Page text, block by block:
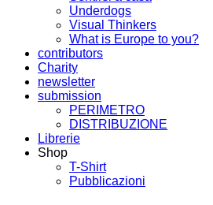
Underdogs
Visual Thinkers
What is Europe to you?
contributors
Charity
newsletter
submission
PERIMETRO
DISTRIBUZIONE
Librerie
Shop
T-Shirt
Pubblicazioni